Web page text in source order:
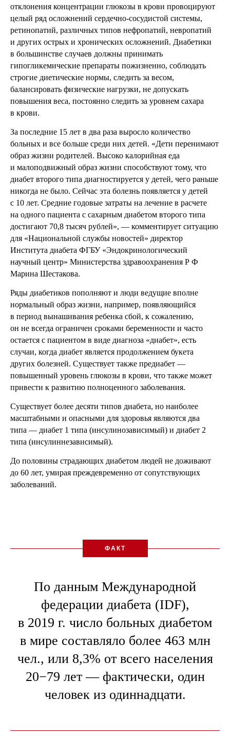
отклонения концентрации глюкозы в крови провоцируют
целый ряд осложнений сердечно-сосудистой системы,
ретинопатий, различных типов нефропатий, невропатий
и других острых и хронических осложнений. Диабетики
в большинстве случаев должны принимать
гипогликемические препараты пожизненно, соблюдать
строгие диетические нормы, следить за весом,
балансировать физические нагрузки, не допускать
повышения веса, постоянно следить за уровнем сахара
в крови.
За последние 15 лет в два раза выросло количество
больных и все больше среди них детей. «Дети перенимают
образ жизни родителей. Высоко калорийная еда
и малоподвижный образ жизни способствуют тому, что
диабет второго типа диагностируется у детей, чего раньше
никогда не было. Сейчас эта болезнь появляется у детей
с 10 лет. Средние годовые затраты на лечение в расчете
на одного пациента с сахарным диабетом второго типа
достигают 70,8 тысяч рублей», — комментирует ситуацию
для «Национальной службы новостей» директор
Института диабета ФГБУ «Эндокринологический
научный центр» Министерства здравоохранения Р Ф
Марина Шестакова.
Ряды диабетиков пополняют и люди ведущие вполне
нормальный образ жизни, например, появляющийся
в период вынашивания ребенка сбой, к сожалению,
он не всегда ограничен сроками беременности и часто
остается с пациентом в виде диагноза «диабет», есть
случаи, когда диабет является продолжением букета
других болезней. Существует также предиабет —
повышенный уровень глюкозы в крови, что также может
привести к развитию полноценного заболевания.
Существует более десяти типов диабета, но наиболее
масштабными и опасными для здоровья являются два
типа — диабет 1 типа (инсулинозависимый) и диабет 2
типа (инсулиннезависимый).
До половины страдающих диабетом людей не доживают
до 60 лет, умирая преждевременно от сопутствующих
заболеваний.
ФАКТ
По данным Международной
федерации диабета (IDF),
в 2019 г. число больных диабетом
в мире составляло более 463 млн
чел., или 8,3% от всего населения
20−79 лет — фактически, один
человек из одиннадцати.